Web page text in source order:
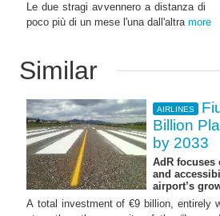
Le due stragi avvennero a distanza di
poco più di un mese l'una dall'altra more
Similar
AIRLINES
Billion
by 2033
AdR focuses
and
airport’s
A total investment of €9 billion, entirely